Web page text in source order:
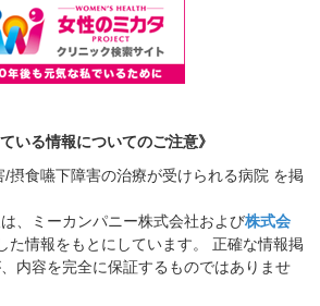
ている情報についてのご注意》
/摂食嚥下障害の治療が受けられる病院 を掲
、ミーカンパニー株式会社および株式会
た情報をもとにしています。 正確な情報掲
内容を完全に保証するものではありませ